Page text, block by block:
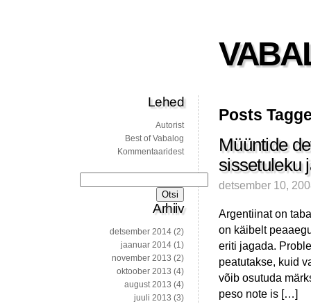
Posts
Müüntide
sissetuleku
detsember 10,
Argentiinat on
on käibelt
eriti jagada.
peatutakse, kuid
võib osutuda
peso note is […]
Lehed
Autorist
Best of Vabalog
Kommentaaridest
Arhiiv
detsember 2014 (2)
jaanuar 2014 (1)
november 2013 (2)
oktoober 2013 (4)
august 2013 (4)
juuli 2013 (3)